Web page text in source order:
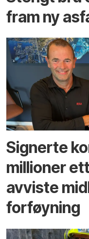
fram ny
Signerte
millioner
avviste
forføyning